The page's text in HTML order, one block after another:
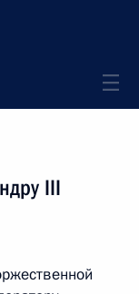
III